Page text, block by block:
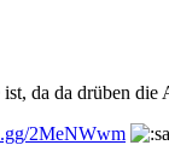
da da drüben
2MeNWwm